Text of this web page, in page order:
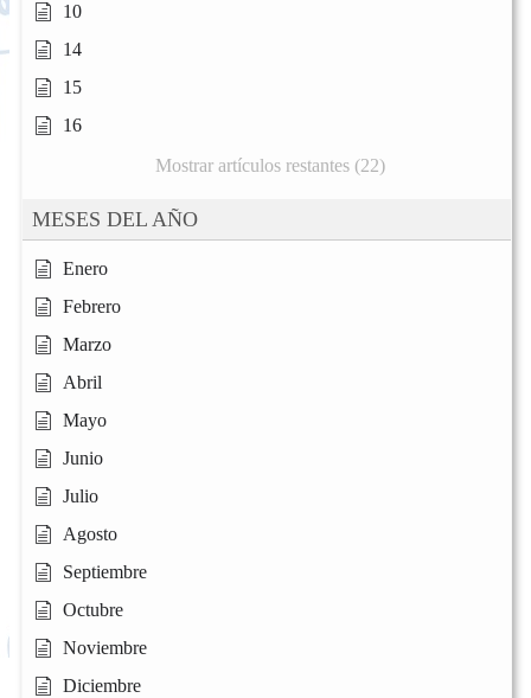
10
14
15
16
Mostrar artículos restantes (22)
MESES DEL AÑO
Enero
Febrero
Marzo
Abril
Mayo
Junio
Julio
Agosto
Septiembre
Octubre
Noviembre
Diciembre